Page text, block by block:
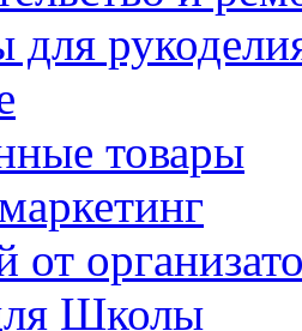
для
товары
от
Школы